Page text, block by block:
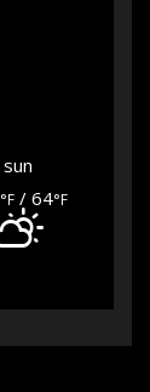
sun
°F / 64°F